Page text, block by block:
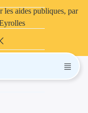
les aides publiques, par
Projets finançables
Aides à
Aides